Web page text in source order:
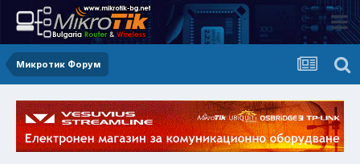
Микротик Форум